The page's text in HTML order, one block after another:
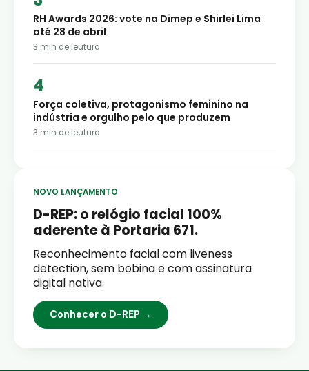
RH Awards 2026: vote na Dimep e Shirlei Lima
até 28 de abril
3 min de leutura
Força coletiva, protagonismo feminino na
indústria e orgulho pelo que produzem
3 min de leutura
NOVO LANÇAMENTO
D-REP: o relógio facial 100%
aderente à Portaria 671.
Reconhecimento facial com liveness
detection, sem bobina e com assinatura
digital nativa.
Conhecer o D-REP →